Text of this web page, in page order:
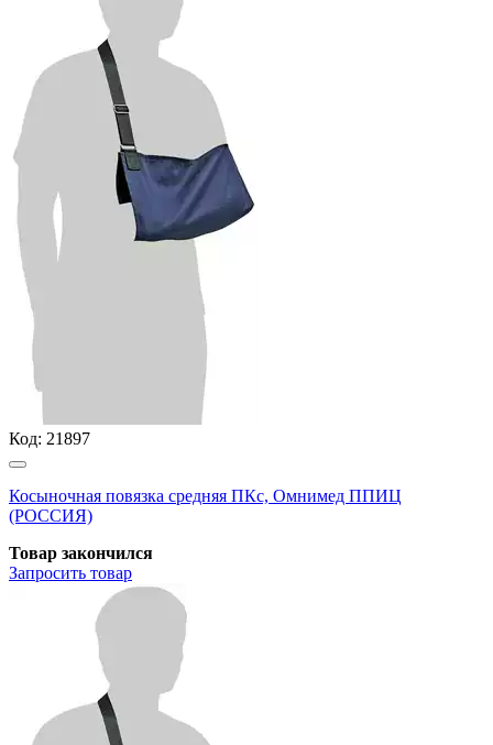
Код: 21897
Косыночная повязка средняя ПКс, Омнимед ППИЦ
(РОССИЯ)
Товар закончился
Запросить товар